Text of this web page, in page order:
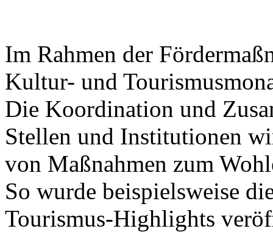
Im Rahmen der
Kultur- und
Die Koordination und
Stellen und Institutionen
von Maßnahmen zum
So wurde beispielsweise
Tourismus-Highlights